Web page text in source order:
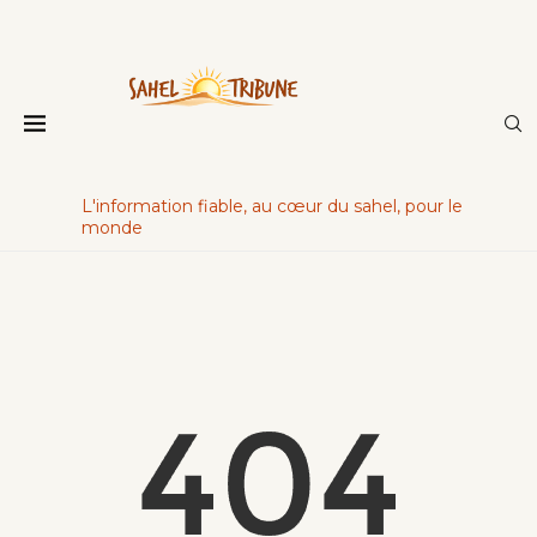
L'information fiable, au cœur du sahel, pour le
monde